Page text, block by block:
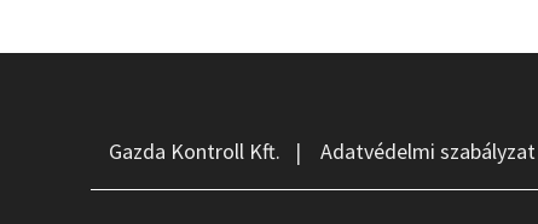
Gazda Kontroll Kft. |Adatvédelmi szabályzat